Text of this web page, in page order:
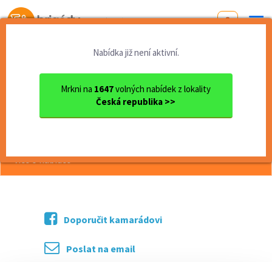
Od první brigády
Nabídka již není aktivní.
Mrkni na 1647volných nabídek z lokality
Česká republika >>
Jihočeský kraj
okres České Budějovice
České Budějovice
Pracovník/ Pracovnice úklidu
Pracovník/ Pracovnice úklidu
více o nabídce >>
Doporučit kamarádovi
Poslat na email